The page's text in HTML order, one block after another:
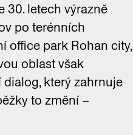
30. letech výrazně
po terénních
office park Rohan city,
oblast však
který zahrnuje
to změní –